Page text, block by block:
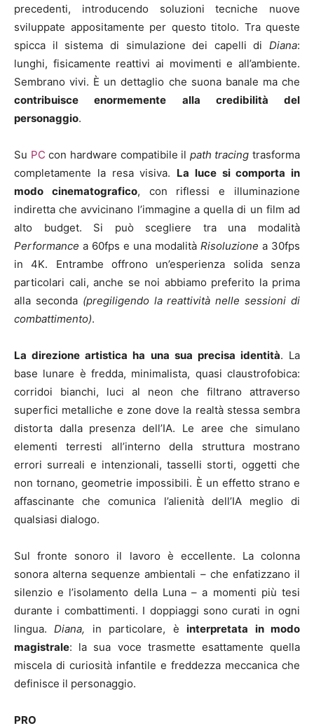
precedenti, introducendo soluzioni tecniche nuove
sviluppate appositamente per questo titolo. Tra queste
spicca il sistema di simulazione dei capelli di Diana:
lunghi, fisicamente reattivi ai movimenti e all’ambiente.
Sembrano vivi. È un dettaglio che suona banale ma che
contribuisce enormemente alla credibilità del
personaggio.
Su PC con hardware compatibile il path tracing trasforma
completamente la resa visiva. La luce si comporta in
modo cinematografico, con riflessi e illuminazione
indiretta che avvicinano l’immagine a quella di un film ad
alto budget. Si può scegliere tra una modalità
Performance a 60fps e una modalità Risoluzione a 30fps
in 4K. Entrambe offrono un’esperienza solida senza
particolari cali, anche se noi abbiamo preferito la prima
alla seconda (pregiligendo la reattività nelle sessioni di
combattimento).
La direzione artistica ha una sua precisa identità. La
base lunare è fredda, minimalista, quasi claustrofobica:
corridoi bianchi, luci al neon che filtrano attraverso
superfici metalliche e zone dove la realtà stessa sembra
distorta dalla presenza dell’IA. Le aree che simulano
elementi terresti all’interno della struttura mostrano
errori surreali e intenzionali, tasselli storti, oggetti che
non tornano, geometrie impossibili. È un effetto strano e
affascinante che comunica l’alienità dell’IA meglio di
qualsiasi dialogo.
Sul fronte sonoro il lavoro è eccellente. La colonna
sonora alterna sequenze ambientali – che enfatizzano il
silenzio e l’isolamento della Luna – a momenti più tesi
durante i combattimenti. I doppiaggi sono curati in ogni
lingua.Diana, in particolare, èinterpretata in modo
magistrale: la sua voce trasmette esattamente quella
miscela di curiosità infantile e freddezza meccanica che
definisce il personaggio.
PRO